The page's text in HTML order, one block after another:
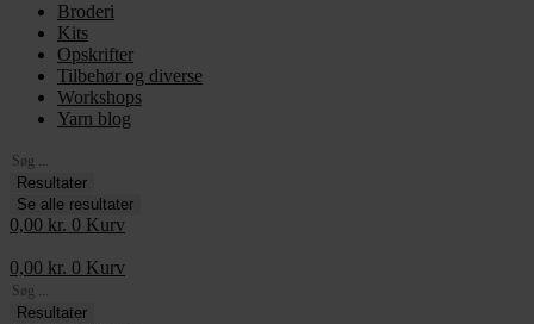
Broderi
Kits
Opskrifter
Tilbehør og diverse
Workshops
Yarn blog
Search
...Resultater
Se alle resultater
0,00 kr. 0 Kurv
0,00 kr. 0 Kurv
Search
...Resultater